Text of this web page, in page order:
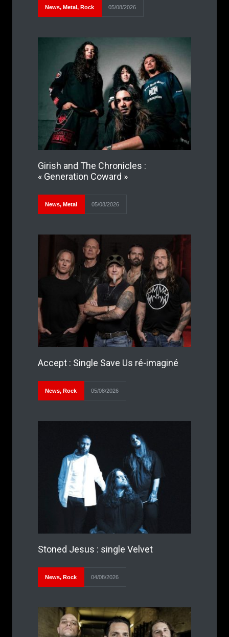
News, Metal, Rock 05/08/2026
Girish and The Chronicles :
« Generation Coward »
News, Metal 05/08/2026
Accept : Single Save Us ré-imaginé
News, Rock 05/08/2026
Stoned Jesus : single Velvet
News, Rock 04/08/2026